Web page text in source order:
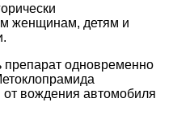
женщинам, детям и
препарат одновременно
от вождения автомобиля